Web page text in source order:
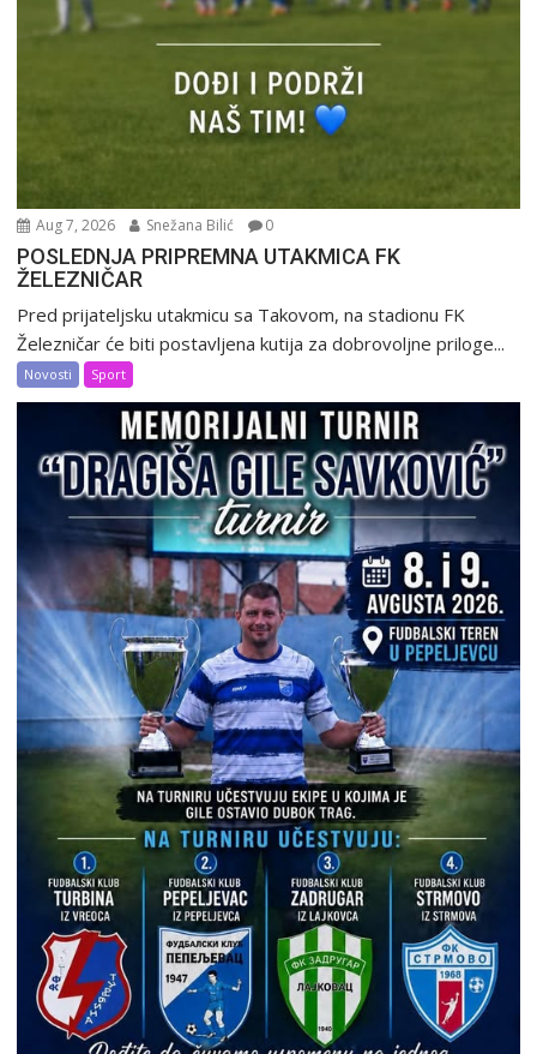
Aug 7, 2026 Snežana Bilić 0
POSLEDNJA PRIPREMNA UTAKMICA FK
ŽELEZNIČAR
Pred prijateljsku utakmicu sa Takovom, na stadionu FK
Železničar će biti postavljena kutija za dobrovoljne priloge...
Novosti Sport